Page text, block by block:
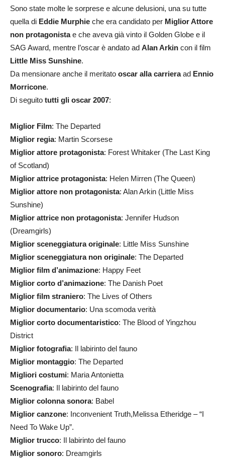
Sono state molte le sorprese e alcune delusioni, una su tutte
quella di Eddie Murphie che era candidato per Miglior Attore
non protagonistae che aveva già vinto il Golden Globe e il
SAG Award, mentre l’oscar è andato ad Alan Arkin con il film
Little Miss Sunshine.
Da mensionare anche il meritato oscar alla carrieraad Ennio
Morricone.
Di seguito tutti gli oscar 2007:
Miglior Film: The Departed
Miglior regia: Martin Scorsese
Miglior attore protagonista: Forest Whitaker (The Last King
of Scotland)
Miglior attrice protagonista: Helen Mirren (The Queen)
Miglior attore non protagonista: Alan Arkin (Little Miss
Sunshine)
Miglior attrice non protagonista: Jennifer Hudson
(Dreamgirls)
Miglior sceneggiatura originale: Little Miss Sunshine
Miglior sceneggiatura non originale: The Departed
Miglior film d’animazione: Happy Feet
Miglior corto d’animazione: The Danish Poet
Miglior film straniero: The Lives of Others
Miglior documentario: Una scomoda verità
Miglior corto documentaristico: The Blood of Yingzhou
District
Miglior fotografia: Il labirinto del fauno
Miglior montaggio: The Departed
Migliori costumi: Maria Antonietta
Scenografia: Il labirinto del fauno
Miglior colonna sonora: Babel
Miglior canzone: Inconvenient Truth,Melissa Etheridge – “I
Need To Wake Up”.
Miglior trucco: Il labirinto del fauno
Miglior sonoro: Dreamgirls